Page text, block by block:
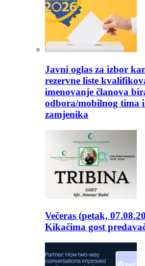
Javni oglas za izbor
rezervne liste
imenovanje članova
odbora/mobilnog tima
zamjenika
Večeras (petak,
Kikačima gost